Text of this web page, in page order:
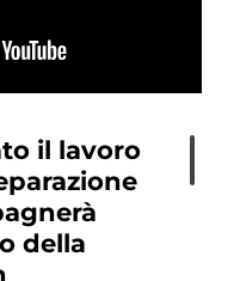
il lavoro
della